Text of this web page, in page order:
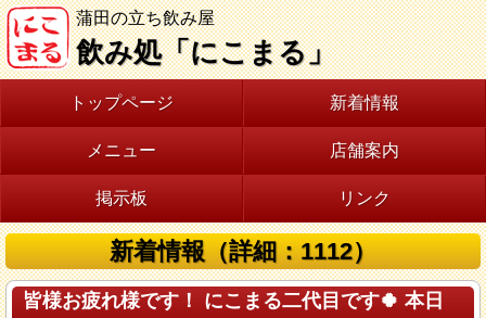
蒲田の立ち飲み屋
飲み処「にこまる」
トップページ 新着情報
メニュー 店舗案内
掲示板 リンク
新着情報（詳細：1112）
皆様お疲れ様です！ にこまる二代目です🍀 本日